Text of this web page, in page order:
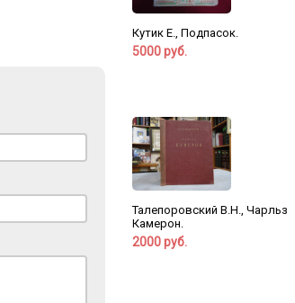
Кутик Е., Подпасок.
5000 руб.
Талепоровский В.Н., Чарльз
Камерон.
2000 руб.